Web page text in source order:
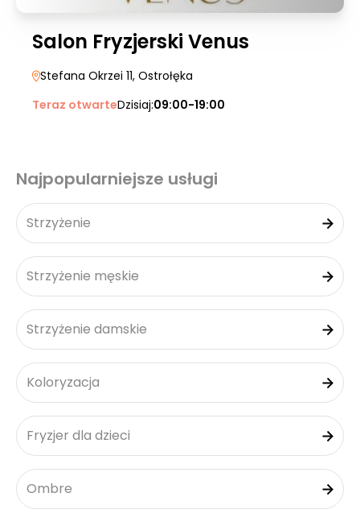
Salon Fryzjerski Venus
Stefana Okrzei 11, Ostrołęka
Teraz otwarteDzisiaj:09:00-19:00
Najpopularniejsze usługi
Strzyżenie
Strzyżenie męskie
Strzyżenie damskie
Koloryzacja
Fryzjer dla dzieci
Ombre